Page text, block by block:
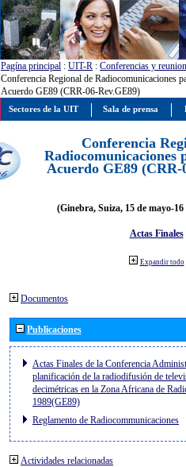
Pagína principal : UIT-R : Conferencias y
Conferencia Regional de Radiocomunicaciones
Acuerdo GE89 (CRR-06-Rev.GE89)
Conferencia
Radiocomunicaciones
Acuerdo GE89 (CRR-
(Ginebra, Suiza, 15 de mayo-
Actas Finales
Expandir todo
Documentos
Publicaciones
Actas Finales de la Conferencia
planificación de la radiodifusión de
decimétricas en la Zona Africana de
1989(GE89)
Reglamento de Radiocommunicaciones
Actividades relacionadas
Sectores de la UIT Sala de prensa